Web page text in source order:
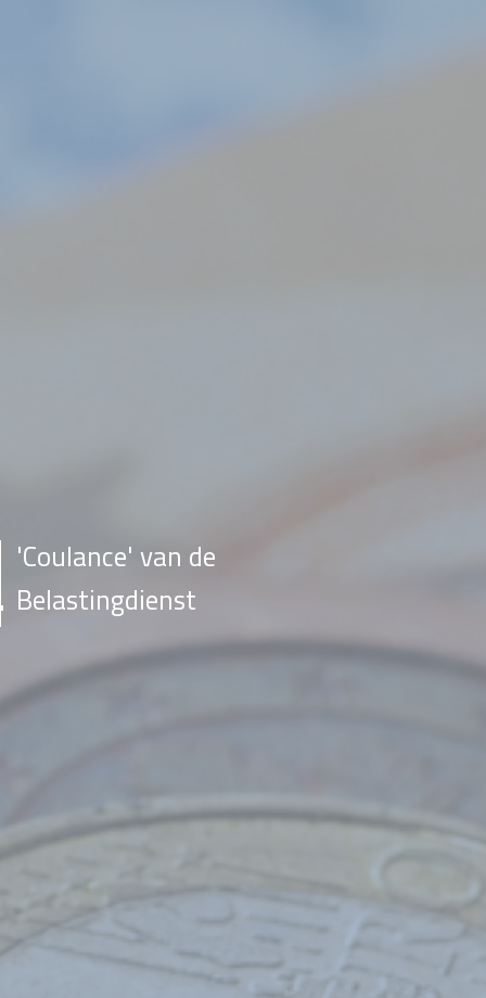
'Coulance' van de
Belastingdienst